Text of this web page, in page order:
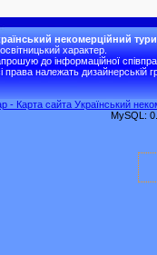
некомерційний
характер.
до інформаційної
права належать дизайнерській
- Карта сайта Український
MySQL: